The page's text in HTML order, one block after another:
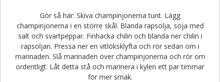
Gör så här: Skiva champinjonerna tunt. Lägg
champinjonerna i en större skål. Blanda rapsolja, soja med
salt och svartpeppar. Finhacka chilin och blanda ner chilin i
rapsoljan. Pressa ner en vitlöksklyfta och rör sedan om i
marinaden. Slå marinaden över champinjonerna och rör om
ordentligt. Låt detta stå och marinera i kylen ett par timmar
för mer smak.